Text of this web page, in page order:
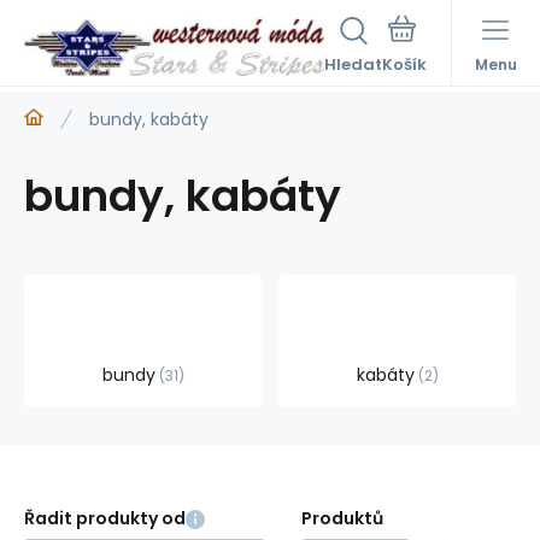
Hledat Menu
bundy, kabáty
bundy, kabáty
bundy 31 kabáty 2
Řadit produkty od Produktů